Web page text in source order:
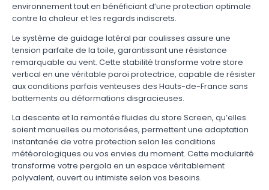
environnement tout en bénéficiant d’une protection optimale
contre la chaleur et les regards indiscrets.
Le système de guidage latéral par coulisses assure une
tension parfaite de la toile, garantissant une résistance
remarquable au vent. Cette stabilité transforme votre store
vertical en une véritable paroi protectrice, capable de résister
aux conditions parfois venteuses des Hauts-de-France sans
battements ou déformations disgracieuses.
La descente et la remontée fluides du store Screen, qu’elles
soient manuelles ou motorisées, permettent une adaptation
instantanée de votre protection selon les conditions
météorologiques ou vos envies du moment. Cette modularité
transforme votre pergola en un espace véritablement
polyvalent, ouvert ou intimiste selon vos besoins.